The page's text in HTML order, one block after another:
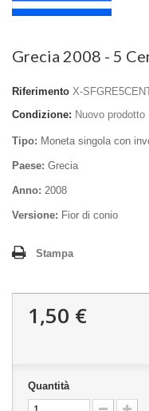
Grecia 2008 - 5
Riferimento X-
Condizione: Nuovo prodotto
Tipo: Moneta singola con
Paese: Grecia
Anno: 2008
Versione: Fior di conio
Stampa
1,50 €
Quantità